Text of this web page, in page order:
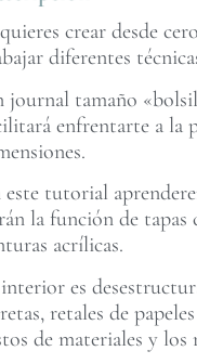
crear desde
diferentes
journal tamaño
enfrentarte a la
este tutorial
la función de
acrílicas.
es
retales de
de materiales y los